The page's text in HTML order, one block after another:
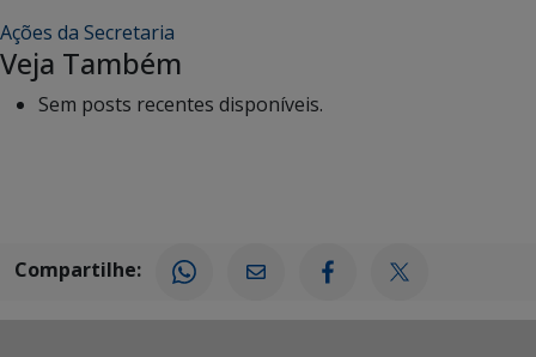
Ações da Secretaria
Veja Também
Sem posts recentes disponíveis.
Compartilhe: